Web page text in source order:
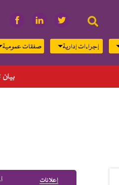
صفقات عمومية إجراءات إدارية
إﻋﻼﻧﺎت